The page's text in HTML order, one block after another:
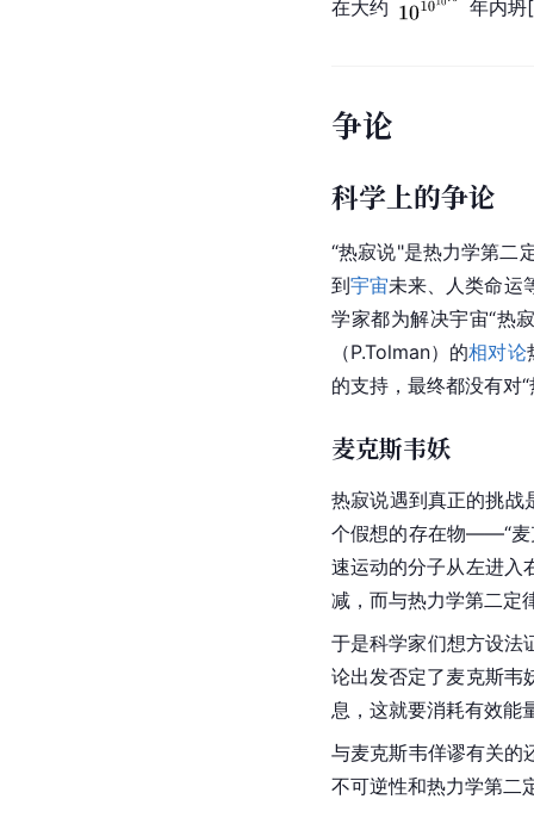
在大约 年内坍
争论
科学上的争论
“热寂说"是热力学第二
到宇宙未来、人类命运
学家都为解决宇宙“热
（P.Tolman）的相对论
的支持，最终都没有对
麦克斯韦妖
热寂说遇到真正的挑战
个假想的存在物——“
速运动的分子从左进入
减，而与热力学第二定
于是科学家们想方设法
论出发否定了麦克斯韦
息，这就要消耗有效能
与麦克斯韦佯谬有关的
不可逆性和热力学第二